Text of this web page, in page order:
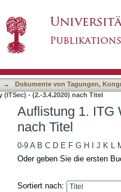
→
Dokumente von Tagungen,
- (2.-3.4.2020) nach Titel
Auflistung 1. ITG
nach Titel
0-9 A B C D E F G H J K L
Oder geben Sie die ersten
Sortiert nach: